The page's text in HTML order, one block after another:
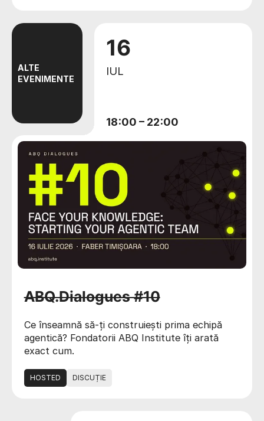
ALTE
EVENIMENTE
16
IUL
18:00 – 22:00
ABQ.Dialogues #10
Ce înseamnă să-ți construiești prima echipă
agentică? Fondatorii ABQ Institute îți arată
exact cum.
HOSTED DISCUȚIE